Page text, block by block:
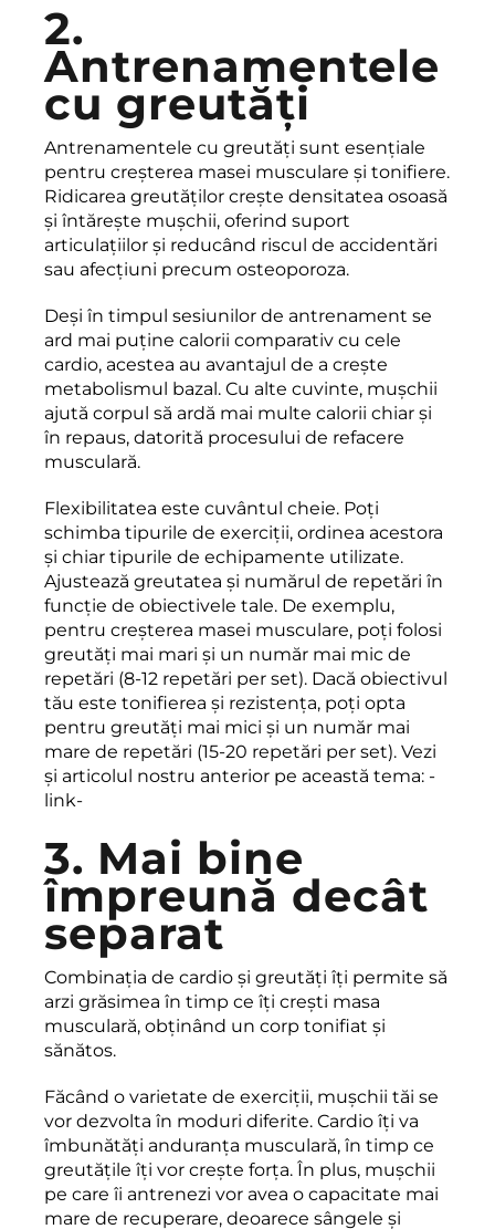
2.
Antrenamentele
cu greutăți
Antrenamentele cu greutăți sunt esențiale
pentru creșterea masei musculare și tonifiere.
Ridicarea greutăților crește densitatea osoasă
și întărește mușchii, oferind suport
articulațiilor și reducând riscul de accidentări
sau afecțiuni precum osteoporoza.
Deși în timpul sesiunilor de antrenament se
ard mai puține calorii comparativ cu cele
cardio, acestea au avantajul de a crește
metabolismul bazal. Cu alte cuvinte, mușchii
ajută corpul să ardă mai multe calorii chiar și
în repaus, datorită procesului de refacere
musculară.
Flexibilitatea este cuvântul cheie. Poți
schimba tipurile de exerciții, ordinea acestora
și chiar tipurile de echipamente utilizate.
Ajustează greutatea și numărul de repetări în
funcție de obiectivele tale. De exemplu,
pentru creșterea masei musculare, poți folosi
greutăți mai mari și un număr mai mic de
repetări (8-12 repetări per set). Dacă obiectivul
tău este tonifierea și rezistența, poți opta
pentru greutăți mai mici și un număr mai
mare de repetări (15-20 repetări per set). Vezi
și articolul nostru anterior pe această tema: -
link-
3. Mai bine
împreună decât
separat
Combinația de cardio și greutăți îți permite să
arzi grăsimea în timp ce îți crești masa
musculară, obținând un corp tonifiat și
sănătos.
Făcând o varietate de exerciții, mușchii tăi se
vor dezvolta în moduri diferite. Cardio îți va
îmbunătăți anduranța musculară, în timp ce
greutățile îți vor crește forța. În plus, mușchii
pe care îi antrenezi vor avea o capacitate mai
mare de recuperare, deoarece sângele și